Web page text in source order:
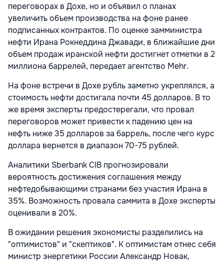
переговорах в Дохе, но и объявил о планах
увеличить объем производства на фоне ранее
подписанных контрактов. По оценке замминистра
нефти Ирана Рокнеддина Джавади, в ближайшие дни
объем продаж иранской нефти достигнет отметки в 2
миллиона баррелей, передает агентство Mehr.
На фоне встречи в Дохе рубль заметно укреплялся, а
стоимость нефти достигала почти 45 долларов. В то
же время эксперты предостерегали, что провал
переговоров может привести к падению цен на
нефть ниже 35 долларов за баррель, после чего курс
доллара вернется в диапазон 70-75 рублей.
Аналитики Sberbank CIB прогнозировали
вероятность достижения соглашения между
нефтедобывающими странами без участия Ирана в
35%. Возможность провала саммита в Дохе эксперты
оценивали в 20%.
В ожидании решения экономисты разделились на
"оптимистов" и "скептиков". К оптимистам отнес себя
министр энергетики России Александр Новак,